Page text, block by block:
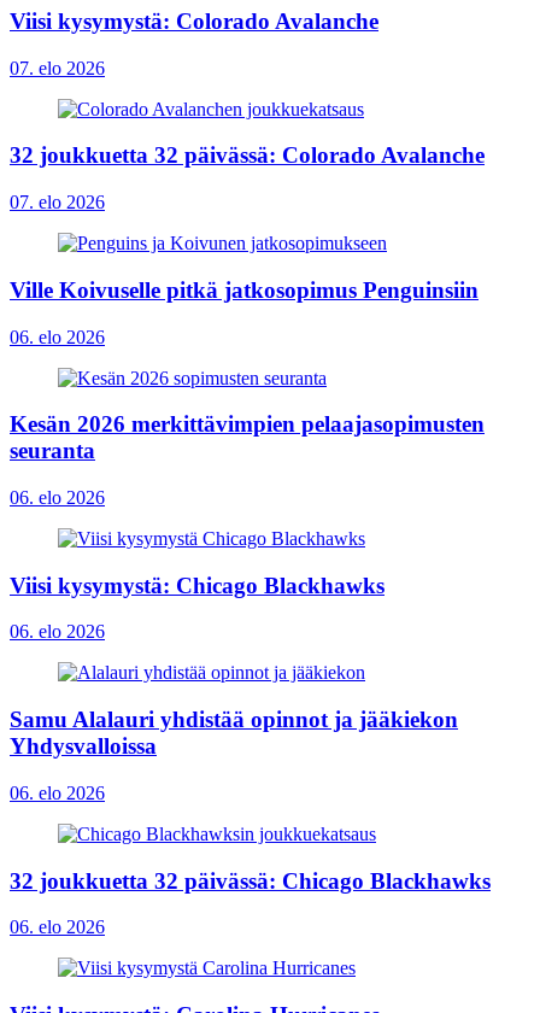
Viisi kysymystä: Colorado Avalanche
07. elo 2026
32 joukkuetta 32 päivässä: Colorado Avalanche
07. elo 2026
Ville Koivuselle pitkä jatkosopimus Penguinsiin
06. elo 2026
Kesän 2026 merkittävimpien pelaajasopimusten
seuranta
06. elo 2026
Viisi kysymystä: Chicago Blackhawks
06. elo 2026
Samu Alalauri yhdistää opinnot ja jääkiekon
Yhdysvalloissa
06. elo 2026
32 joukkuetta 32 päivässä: Chicago Blackhawks
06. elo 2026